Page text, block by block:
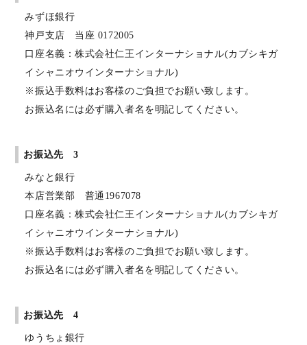
みずほ銀行
神戸支店 当座 0172005
口座名義：株式会社仁王インターナショナル(カブシキガ
イシャニオウインターナショナル)
※振込手数料はお客様のご負担でお願い致します。
お振込名には必ず購入者名を明記してください。
お振込先 3
みなと銀行
本店営業部 普通1967078
口座名義：株式会社仁王インターナショナル(カブシキガ
イシャニオウインターナショナル)
※振込手数料はお客様のご負担でお願い致します。
お振込名には必ず購入者名を明記してください。
お振込先 4
ゆうちょ銀行